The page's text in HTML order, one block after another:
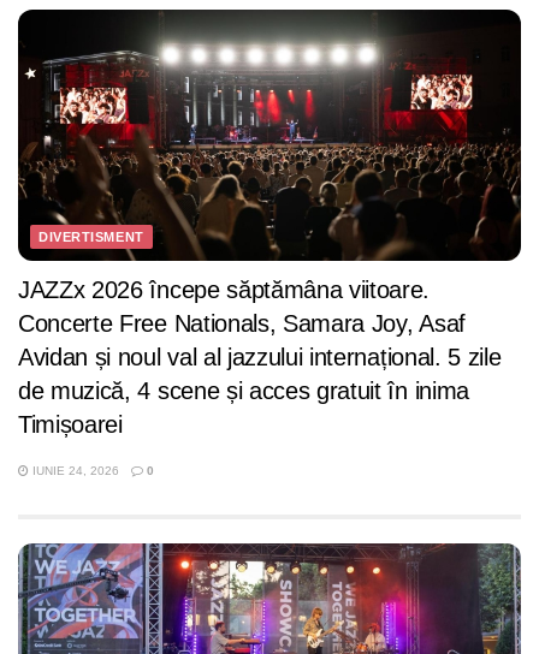
DIVERTISMENT
JAZZx 2026 începe săptămâna viitoare.
Concerte Free Nationals, Samara Joy, Asaf
Avidan și noul val al jazzului internațional. 5 zile
de muzică, 4 scene și acces gratuit în inima
Timișoarei
IUNIE 24, 2026 0